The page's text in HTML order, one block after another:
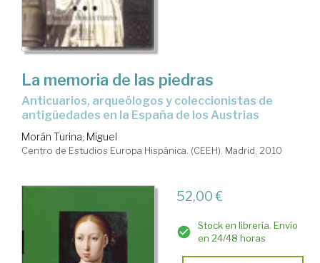
La memoria de las piedras
anticuarios, arqueólogos y coleccionistas de
antigüedades en la España de los Austrias
Morán Turina, Miguel
Centro de Estudios Europa Hispánica. (CEEH). Madrid, 2010
52,00 €
Stock en librería. Envío
en 24/48 horas